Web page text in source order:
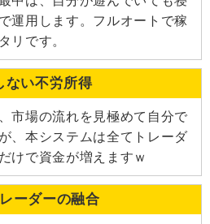
運用します。フルオートで稼
リです。
ない不労所得
市場の流れを見極めて自分で
、本システムは全てトレーダ
けで資金が増えますｗ
ーダーの融合